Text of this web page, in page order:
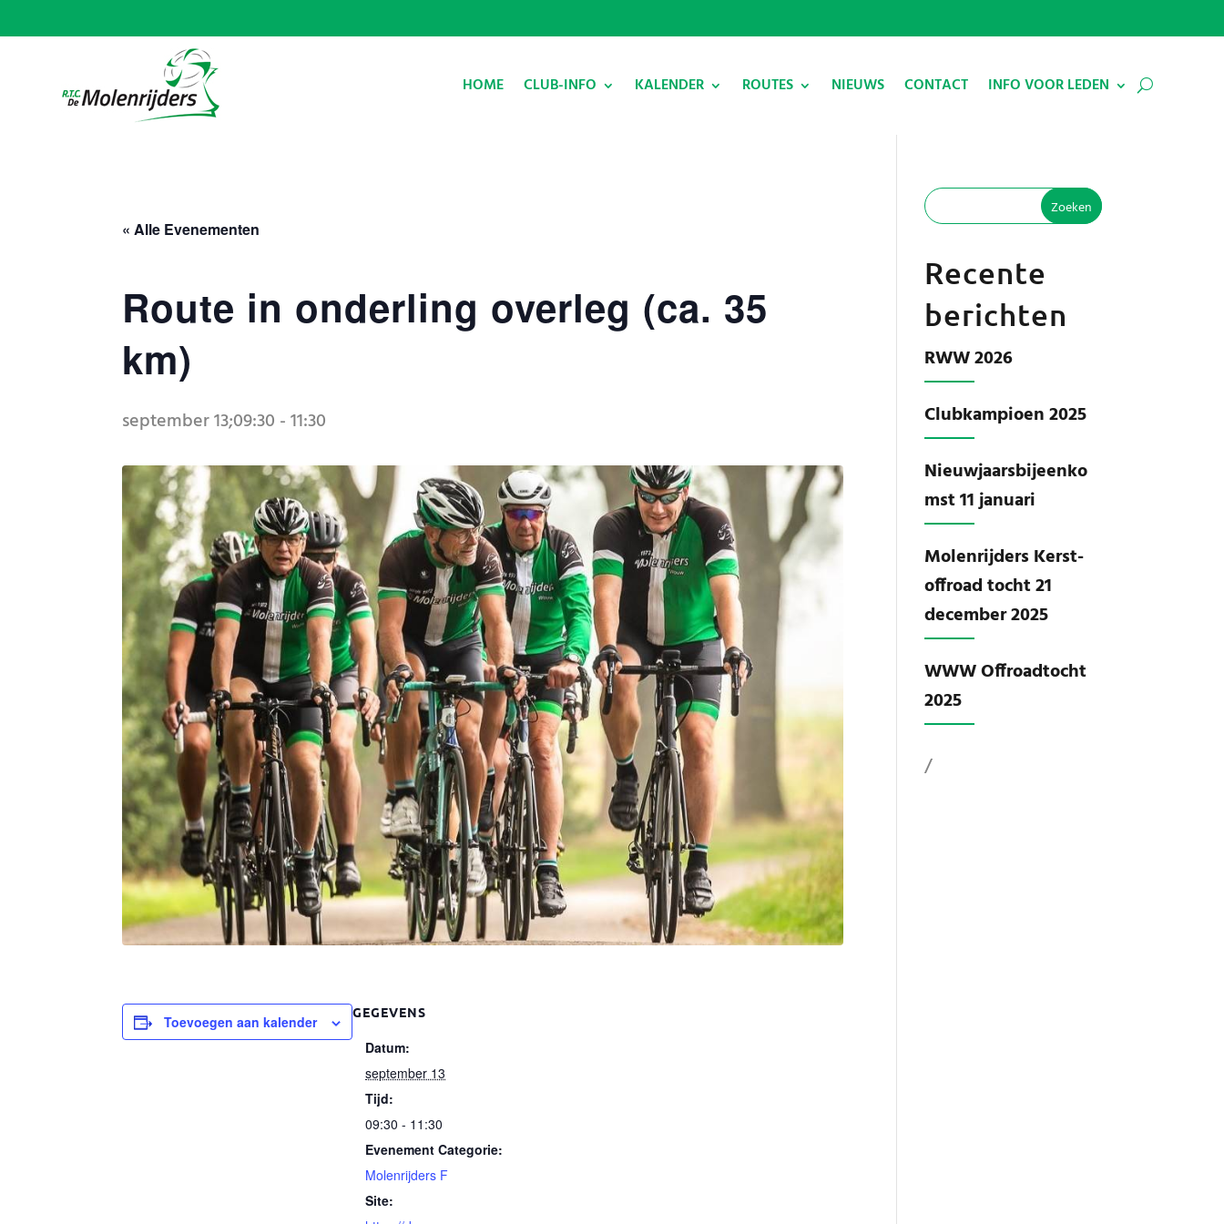
HOME CLUB-INFO KALENDER ROUTES NIEUWS CONTACT INFO VOOR LEDEN
« Alle Evenementen
Route in onderling overleg (ca. 35
km)
september 13;09:30 -11:30
Toevoegen aan kalender
GEGEVENS
Datum:
september 13
Tijd:
09:30 - 11:30
Evenement Categorie:
Molenrijders F
Site:
Recente
berichten
RWW 2026
Clubkampioen 2025
Nieuwjaarsbijeenko
mst 11 januari
Molenrijders Kerst-
offroad tocht 21
december 2025
WWW Offroadtocht
2025
/